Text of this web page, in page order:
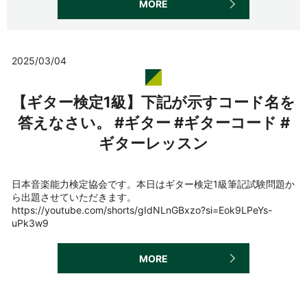
MORE
2025/03/04
【ギター検定1級】下記が示すコード名を
答えなさい。 #ギター #ギターコード #
ギターレッスン
日本音楽能力検定協会です。本日はギター検定1級筆記試験問題か
ら出題させていただきます。
https://youtube.com/shorts/gIdNLnGBxzo?si=Eok9LPeYs-
uPk3w9
MORE